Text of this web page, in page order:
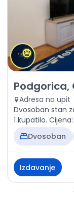
Izdavanje -
Podgorica,
Adresa na upit
Dvosoban stan
1 kupatilo.
Dvosoban
Izdavanje